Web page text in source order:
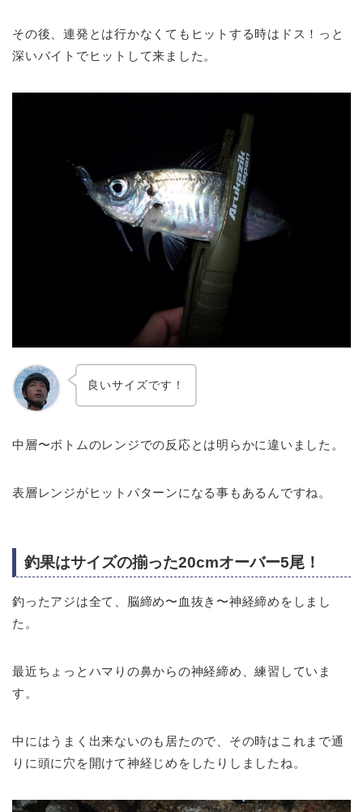
その後、連発とは行かなくてもヒットする時はドス！っと
深いバイトでヒットして来ました。
良いサイズです！
中層〜ボトムのレンジでの反応とは明らかに違いました。
表層レンジがヒットパターンになる事もあるんですね。
釣果はサイズの揃った20cmオーバー5尾！
釣ったアジは全て、脳締め〜血抜き〜神経締めをしまし
た。
最近ちょっとハマりの鼻からの神経締め、練習していま
す。
中にはうまく出来ないのも居たので、その時はこれまで通
りに頭に穴を開けて神経じめをしたりしましたね。